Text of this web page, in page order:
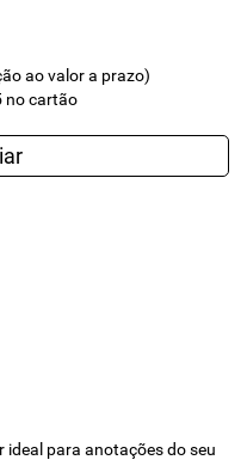
ao valor a prazo)
no cartão
ideal para anotações do seu